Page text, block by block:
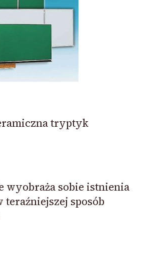
tryptyk
wyobraża sobie istnienia
teraźniejszej sposób